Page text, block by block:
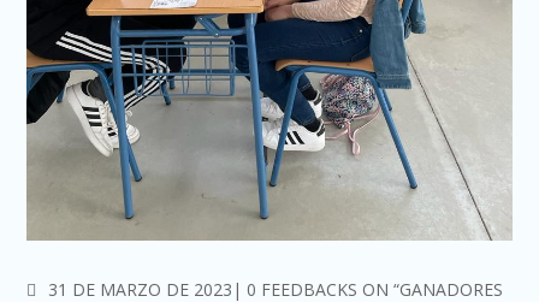
31 DE MARZO DE 2023 COMMENTS
0 FEEDBACKS ON “GANADORES